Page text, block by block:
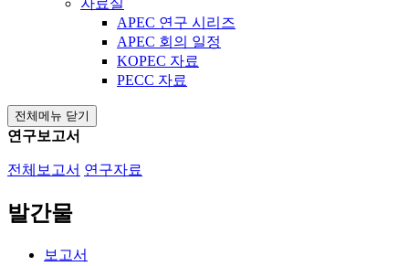
APEC 연구 시리즈
APEC 회의 일정
KOPEC 자료
PECC 자료
전체메뉴 닫기
연구보고서
전체보고서 연구자료
발간물
보고서